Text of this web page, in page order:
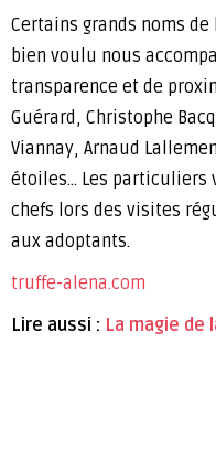
Certains grands noms
bien voulu nous
transparence et de
Guérard, Christophe
Viannay, Arnaud
étoiles… Les particuliers
chefs lors des visites
aux adoptants.
truffe-alena.com
Lire aussi : La magie de